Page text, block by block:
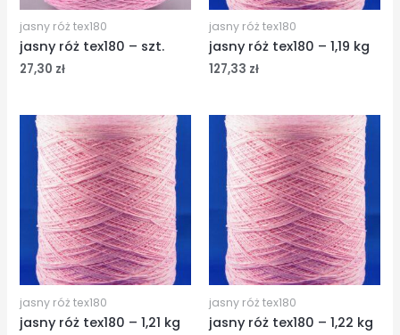
jasny róż tex180
jasny róż tex180 – szt.
27,30 zł
jasny róż tex180
jasny róż tex180 – 1,19 kg
127,33 zł
jasny róż tex180
jasny róż tex180 – 1,21 kg
jasny róż tex180
jasny róż tex180 – 1,22 kg